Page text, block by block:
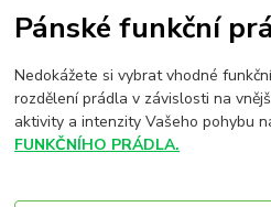
Pánské funkční
Nedokážete si vybrat vhodné
rozdělení prádla v závislosti na
aktivity a intenzity Vašeho pohybu
FUNKČNÍHO PRÁDLA.